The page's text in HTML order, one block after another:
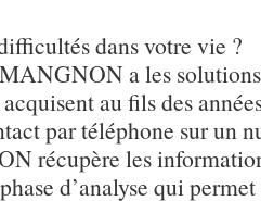
dans votre vie ?
a les
au fils des
par téléphone sur un
récupère les
d’analyse qui